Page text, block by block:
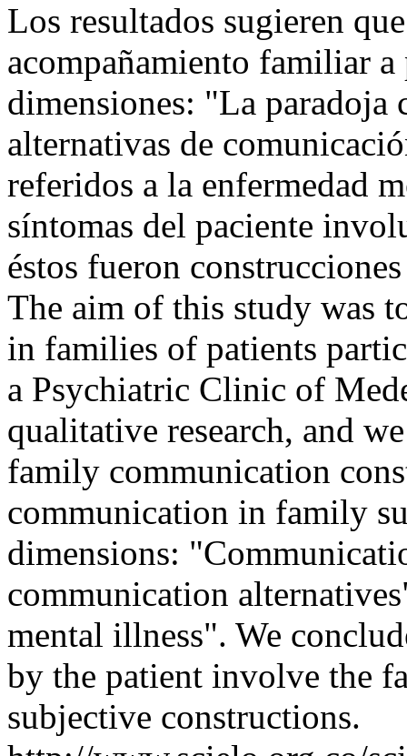
Los resultados sugieren
acompañamiento familiar a
dimensiones: "La
alternativas de
referidos a la enfermedad
síntomas del paciente
éstos fueron
The aim of this study was
in families of patients
a Psychiatric Clinic of
qualitative research, and
family communication
communication in family
dimensions:
communication
mental illness". We
by the patient involve the
subjective constructions.